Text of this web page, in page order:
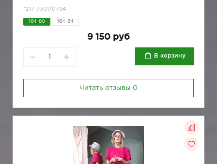
*217-7301/0794
164-80 164-84
9 150 руб
В корзину
Читать отзывы 0